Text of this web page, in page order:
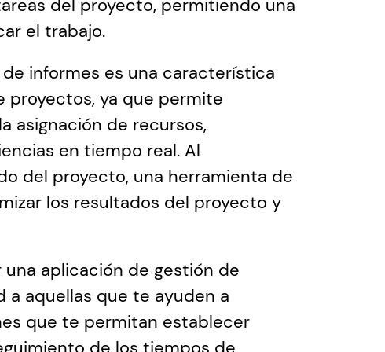
del proyecto, permitiendo una
el trabajo.
informes es una característica
ya que permite
asignación de recursos,
en tiempo real. Al
del proyecto, una herramienta de
los resultados del proyecto y
una aplicación de gestión de
aquellas que te ayuden a
que te permitan establecer